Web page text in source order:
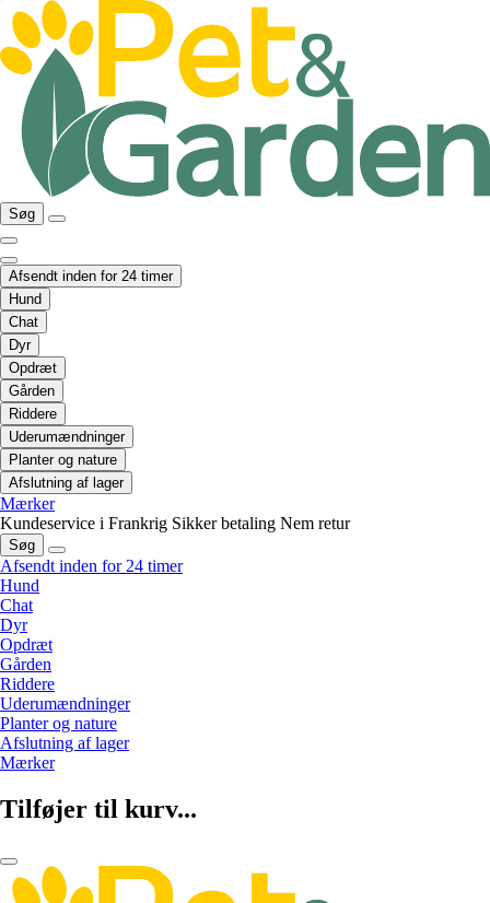
Søg
Afsendt inden for 24 timer
Hund
Chat
Dyr
Opdræt
Gården
Riddere
Uderumændninger
Planter og nature
Afslutning af lager
Mærker
Kundeservice i Frankrig Sikker betaling Nem retur
Søg
Afsendt inden for 24 timer
Hund
Chat
Dyr
Opdræt
Gården
Riddere
Uderumændninger
Planter og nature
Afslutning af lager
Mærker
Tilføjer til kurv...